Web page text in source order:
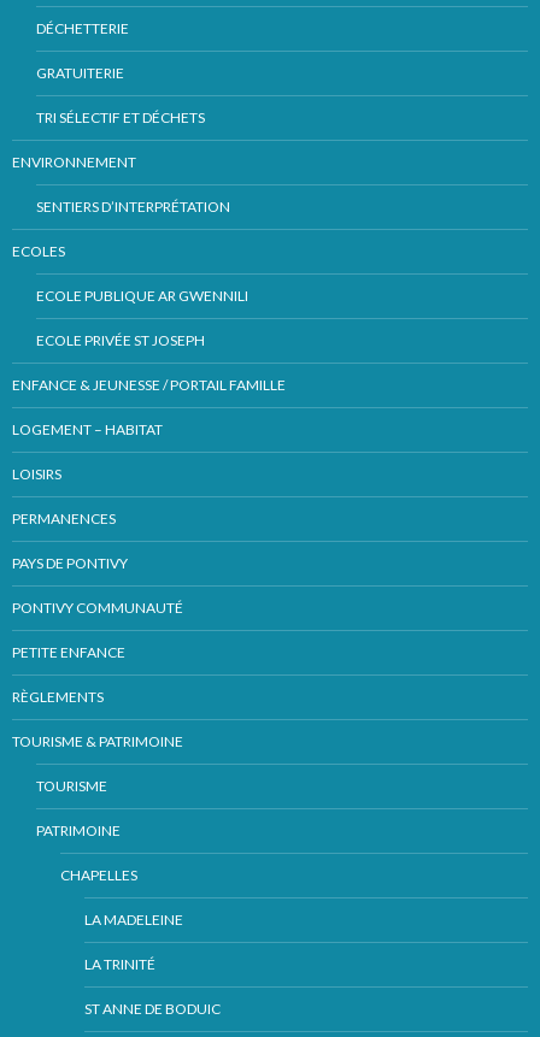
DÉCHETTERIE
GRATUITERIE
TRI SÉLECTIF ET DÉCHETS
ENVIRONNEMENT
SENTIERS D’INTERPRÉTATION
ECOLES
ECOLE PUBLIQUE AR GWENNILI
ECOLE PRIVÉE ST JOSEPH
ENFANCE & JEUNESSE / PORTAIL FAMILLE
LOGEMENT – HABITAT
LOISIRS
PERMANENCES
PAYS DE PONTIVY
PONTIVY COMMUNAUTÉ
PETITE ENFANCE
RÈGLEMENTS
TOURISME & PATRIMOINE
TOURISME
PATRIMOINE
CHAPELLES
LA MADELEINE
LA TRINITÉ
ST ANNE DE BODUIC